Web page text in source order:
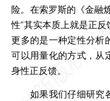
险。在索罗斯的《金融
性”其实本质上就是正
更多的是一种定性分析
可以用量化的方式，从
身性正反馈。
如果我们仔细研究